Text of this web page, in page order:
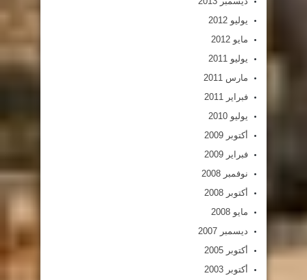
يوليو 2012
مايو 2012
يوليو 2011
مارس 2011
فبراير 2011
يوليو 2010
أكتوبر 2009
فبراير 2009
نوفمبر 2008
أكتوبر 2008
مايو 2008
ديسمبر 2007
أكتوبر 2005
أكتوبر 2003